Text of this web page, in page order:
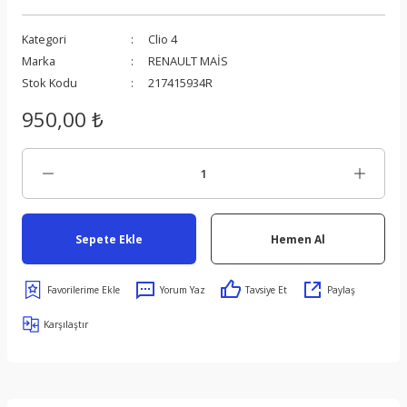
Kategori
Clio 4
Marka
RENAULT MAİS
Stok Kodu
217415934R
950,00 ₺
Sepete Ekle Hemen Al
Yorum Yaz Tavsiye Et Paylaş
Karşılaştır